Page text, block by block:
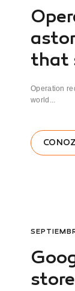
that
Operation
world...